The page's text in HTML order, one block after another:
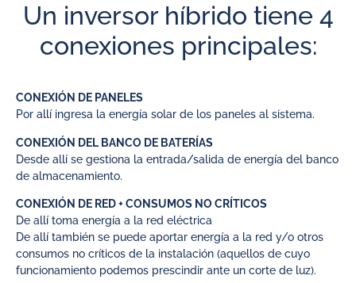
Un inversor híbrido tiene 4
conexiones principales:
CONEXIÓN DE PANELES
Por allí ingresa la energía solar de los paneles al sistema.
CONEXIÓN DEL BANCO DE BATERÍAS
Desde allí se gestiona la entrada/salida de energía del banco
de almacenamiento.
CONEXIÓN DE RED + CONSUMOS NO CRÍTICOS
De allí toma energía a la red eléctrica
De allí también se puede aportar energía a la red y/o otros
consumos no críticos de la instalación (aquellos de cuyo
funcionamiento podemos prescindir ante un corte de luz).